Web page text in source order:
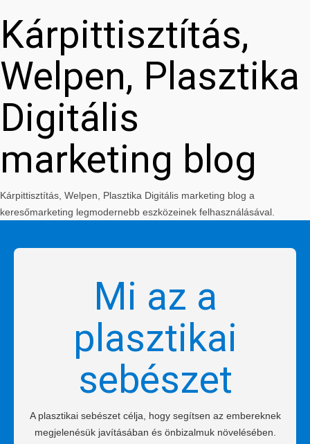
Kárpittisztítás,
Welpen, Plasztika
Digitális
marketing blog
Kárpittisztítás, Welpen, Plasztika Digitális marketing blog a
keresőmarketing legmodernebb eszközeinek felhasználásával.
Mi az a
plasztikai
sebészet
A plasztikai sebészet célja, hogy segítsen az embereknek
megjelenésük javításában és önbizalmuk növelésében.